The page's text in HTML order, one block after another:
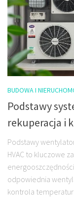
BUDOWA I
Podstawy
rekuperacja i
Podstawy
HVAC to kluczowe
odpowiednia
kontrola